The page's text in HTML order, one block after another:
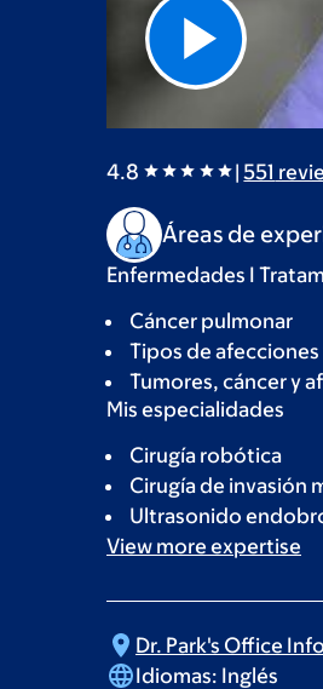
4.8 |551
Áreas de
Enfermedades I
Cáncer pulmonar
Tipos de
Tumores, cáncer y
Mis especialidades
Cirugía robótica
Cirugía de invasión
Ultrasonido
View more expertise
Dr. Park's Office
Idiomas: Inglés